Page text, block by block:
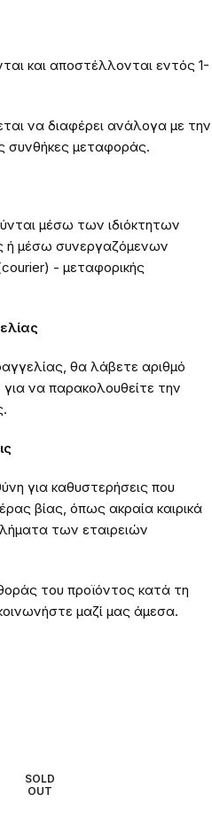
και αποστέλλονται εντός 1-
να διαφέρει ανάλογα με την
συνθήκες μεταφοράς.
μέσω των ιδιόκτητων
ή μέσω συνεργαζόμενων
- μεταφορικής
θα λάβετε αριθμό
να παρακολουθείτε την
για καθυστερήσεις που
βίας, όπως ακραία καιρικά
των εταιρειών
του προϊόντος κατά τη
μαζί μας άμεσα.
SOLD
OUT